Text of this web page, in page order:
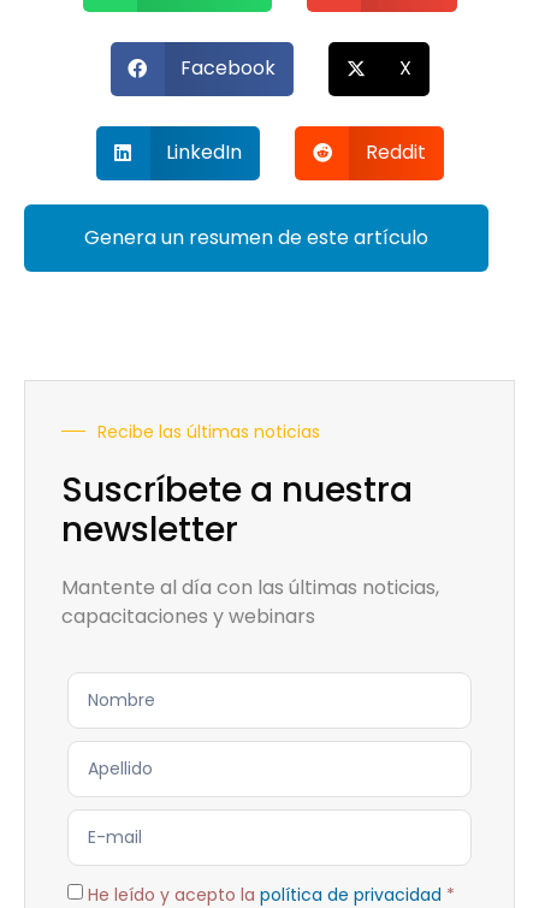
Facebook X
LinkedIn Reddit
Genera un resumen de este artículo
Recibe las últimas noticias
Suscríbete a nuestra
newsletter
Mantente al día con las últimas noticias,
capacitaciones y webinars
He leído y acepto la política de privacidad *